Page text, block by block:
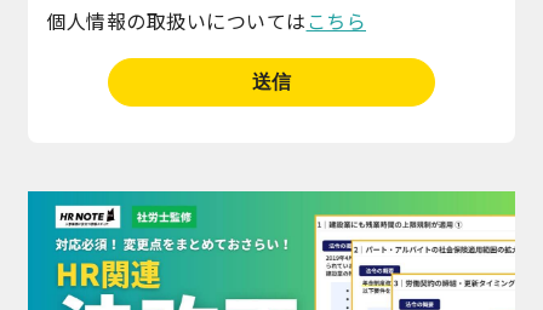
個人情報の取扱いについては こちら